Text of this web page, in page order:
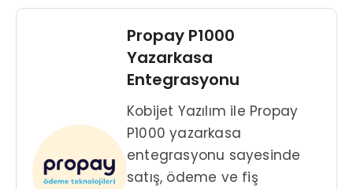
Propay P1000
Yazarkasa
Entegrasyonu
Kobijet Yazılım ile Propay
P1000 yazarkasa
entegrasyonu sayesinde
satış, ödeme ve fiş